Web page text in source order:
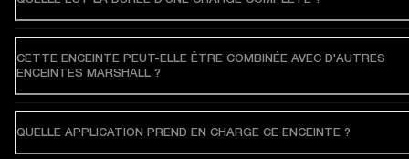
CETTE ENCEINTE PEUT-ELLE ÊTRE COMBINÉE AVEC D'AUTRES
ENCEINTES MARSHALL ?
QUELLE APPLICATION PREND EN CHARGE CE ENCEINTE ?